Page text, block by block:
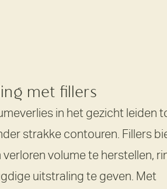
met fillers
in het gezicht leiden
strakke contouren. Fillers
volume te herstellen,
uitstraling te geven. Met